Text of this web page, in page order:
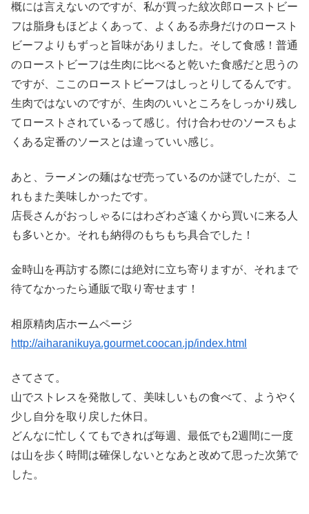
概には言えないのですが、私が買った紋次郎ローストビー
フは脂身もほどよくあって、よくある赤身だけのロースト
ビーフよりもずっと旨味がありました。そして食感！普通
のローストビーフは生肉に比べると乾いた食感だと思うの
ですが、ここのローストビーフはしっとりしてるんです。
生肉ではないのですが、生肉のいいところをしっかり残し
てローストされているって感じ。付け合わせのソースもよ
くある定番のソースとは違っていい感じ。
あと、ラーメンの麺はなぜ売っているのか謎でしたが、こ
れもまた美味しかったです。
店長さんがおっしゃるにはわざわざ遠くから買いに来る人
も多いとか。それも納得のもちもち具合でした！
金時山を再訪する際には絶対に立ち寄りますが、それまで
待てなかったら通販で取り寄せます！
相原精肉店ホームページ
http://aiharanikuya.gourmet.coocan.jp/index.html
さてさて。
山でストレスを発散して、美味しいもの食べて、ようやく
少し自分を取り戻した休日。
どんなに忙しくてもできれば毎週、最低でも2週間に一度
は山を歩く時間は確保しないとなあと改めて思った次第で
した。